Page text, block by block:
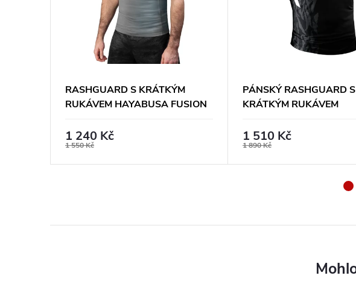
RASHGUARD S KRÁTKÝM
RUKÁVEM HAYABUSA FUSION
1 240 Kč
1 550 Kč
PÁNSKÝ RASHGUARD S
KRÁTKÝM RUKÁVEM
ČERNÁ
1 510 Kč
1 890 Kč